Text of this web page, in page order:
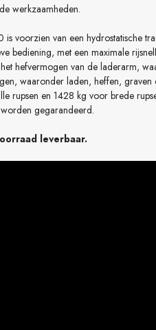
werkzaamheden.
is voorzien van een hydrostatische
bediening, met een maximale
hefvermogen van de laderarm,
waaronder laden, heffen,
rupsen en 1428 kg voor brede
gegarandeerd.
leverbaar.